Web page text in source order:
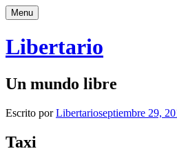
Saltar
al
Menu
Libertario
Un mundo libre
Escrito porLibertarioseptiembre 29,
Taxi